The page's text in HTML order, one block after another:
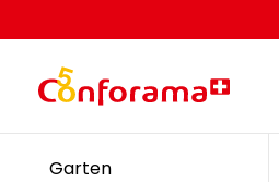
Garten